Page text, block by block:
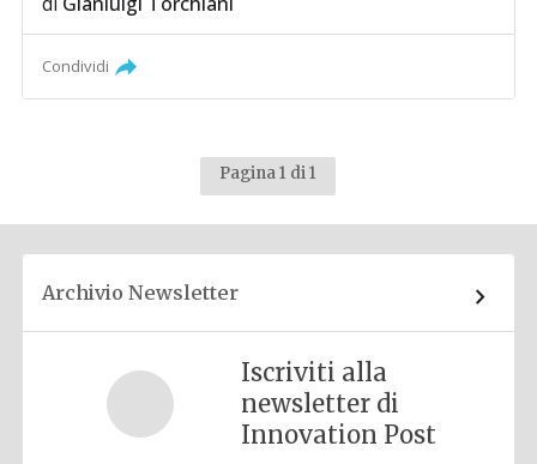
Condividi
Pagina 1 di 1
Archivio Newsletter
Iscriviti alla
newsletter di
Innovation Post